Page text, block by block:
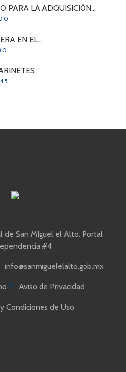
PARA LA ADQUISICIÓN…
EN EL…
de San MIguel el Alto. Portal
#4
info@sanmiguelelalto.gob.mx
Aviso de Privacidad
Condiciones de Uso